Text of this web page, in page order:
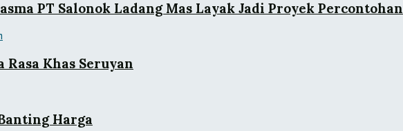
PT Salonok Ladang Mas Layak Jadi Proyek Percontohan
Khas Seruyan
Harga